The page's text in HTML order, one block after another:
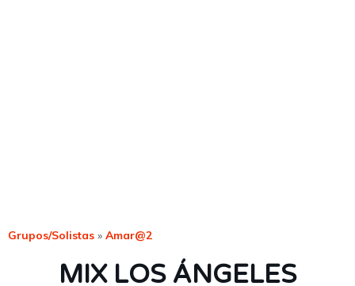
Grupos/Solistas » Amar@2
MIX LOS ÁNGELES